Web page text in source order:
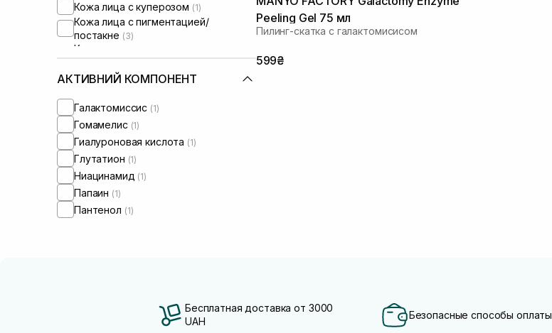
Кожа лица с куперозом (1)
Кожа лица с пигментацией/
постакне (3)
Кожа лица с расширенными порами
Кожа лица с нарушенным
Сыворотки от постакне
АКТИВНИЙ КОМПОНЕНТ
Галактомиссис (1)
Гомамелис (1)
Гиалуроновая кислота (1)
Глутатион (1)
Ниацинамид (1)
Папаин (1)
Пантенол (1)
Peeling Gel 75 мл
Пилинг-скатка с галактомисисом
599₴
Бесплатная доставка от 3000
UAH
Безопасные способы оплаты